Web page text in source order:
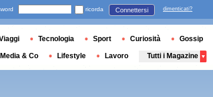
ricorda Connettersi dimenticati?
Tecnologia Sport Curiosità Gossip
Media & Co Lifestyle Lavoro Tutti i Magazine